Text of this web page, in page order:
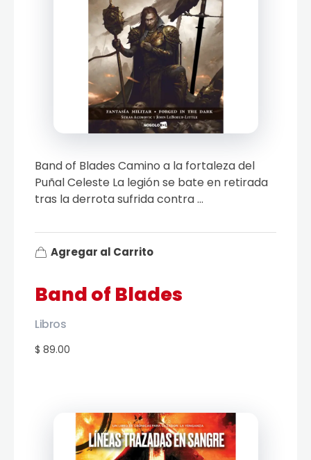
Band of Blades
$ 89.00
Libros
Band of Blades Camino a la fortaleza del
Puñal Celeste La legión se bate en retirada
tras la derrota sufrida contra ...
Agregar al Carrito